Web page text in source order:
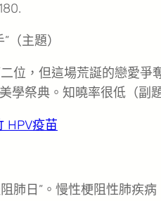
（主題）
位，但這場荒誕的戀愛爭
學祭典。知曉率很低（副題
HPV疫苗
肺日”。慢性梗阻性肺疾